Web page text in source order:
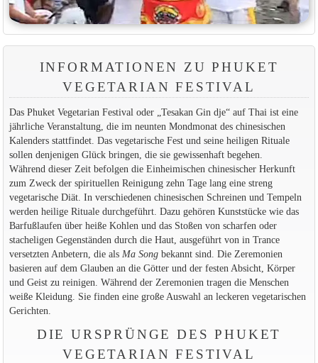
INFORMATIONEN ZU PHUKET
VEGETARIAN FESTIVAL
Das Phuket Vegetarian Festival oder „Tesakan Gin dje“ auf Thai ist eine
jährliche Veranstaltung, die im neunten Mondmonat des chinesischen
Kalenders stattfindet. Das vegetarische Fest und seine heiligen Rituale
sollen denjenigen Glück bringen, die sie gewissenhaft begehen.
Während dieser Zeit befolgen die Einheimischen chinesischer Herkunft
zum Zweck der spirituellen Reinigung zehn Tage lang eine streng
vegetarische Diät. In verschiedenen chinesischen Schreinen und Tempeln
werden heilige Rituale durchgeführt. Dazu gehören Kunststücke wie das
Barfußlaufen über heiße Kohlen und das Stoßen von scharfen oder
stacheligen Gegenständen durch die Haut, ausgeführt von in Trance
versetzten Anbetern, die als Ma Songbekannt sind. Die Zeremonien
basieren auf dem Glauben an die Götter und der festen Absicht, Körper
und Geist zu reinigen. Während der Zeremonien tragen die Menschen
weiße Kleidung. Sie finden eine große Auswahl an leckeren vegetarischen
Gerichten.
DIE URSPRÜNGE DES PHUKET
VEGETARIAN FESTIVAL